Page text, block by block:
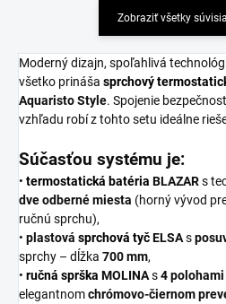
Zobraziť všetky
Moderný dizajn, spoľahlivá
všetko prináša sprchový
Aquaristo Style. Spojenie
vzhľadu robí z tohto setu ideálne
Súčasťou systému je:
• termostatická batéria BLAZARs
dve odberné miesta (horný vývod
ručnú sprchu),
• plastová sprchová tyčELSAs
sprchy – dĺžka 700 mm,
• ručná sprška MOLINAs4
elegantnomchrómovo-čiernom